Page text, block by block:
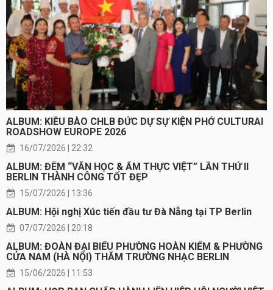
ALBUM: KIỀU BÀO CHLB ĐỨC DỰ SỰ KIỆN PHỞ CULTURAI
ROADSHOW EUROPE 2026
16/07/2026 | 22:32
ALBUM: ĐÊM “VĂN HỌC & ẨM THỰC VIỆT” LẦN THỨ II
BERLIN THÀNH CÔNG TỐT ĐẸP
15/07/2026 | 13:36
ALBUM: Hội nghị Xúc tiến đầu tư Đà Nẵng tại TP Berlin
07/07/2026 | 20:18
ALBUM: ĐOÀN ĐẠI BIỂU PHƯỜNG HOÀN KIẾM & PHƯỜNG
CỬA NAM (HÀ NỘI) THĂM TRƯỜNG NHẠC BERLIN
15/06/2026 | 11:53